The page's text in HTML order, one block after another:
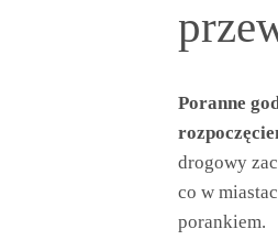
Poranne
drogowy
co w
porankiem.